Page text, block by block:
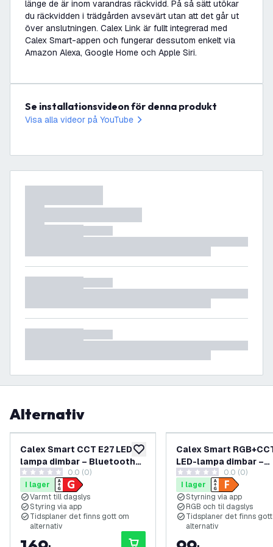
länge de är inom varandras räckvidd. På så sätt utökar
du räckvidden i trädgården avsevärt utan att det går ut
över anslutningen. Calex Link är fullt integrerad med
Calex Smart-appen och fungerar dessutom enkelt via
Amazon Alexa, Google Home och Apple Siri.
Se installationsvideon för denna produkt
Visa alla videor på YouTube
Alternativ
lägg till i önskelistan
Calex Smart CCT E27 LED-
lampa dimbar – Bluetooth
Mesh – 7 W
0 stjärnbetyg0.0 (0)
I lager
Varmt till dagslys
Styring via app
Tidsplaner det finns gott om
alternativ
Calex Smart
LED-lampa dimbar –
Bluetooth Mesh – 9.4
0 stjärnbetyg0.0 (0)
I lager
Styrning via app
RGB och til dagslys
Tidsplaner det finns
alternativ